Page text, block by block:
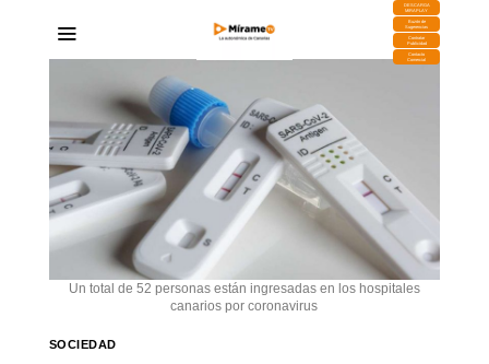
DESCARGA
MIRAPLAY
Buzón de
Sugerencias
Contratar
Publicidad
Contacto
Comercial
Un total de 52 personas están ingresadas en los hospitales
canarios por coronavirus
SOCIEDAD